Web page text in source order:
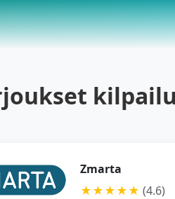
Zmarta
★★★★★ (4.6)